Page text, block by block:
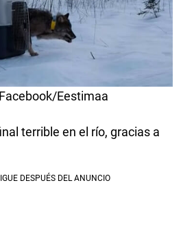
Eestimaa
terrible en el río, gracias a